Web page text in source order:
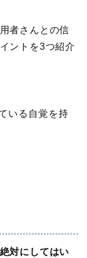
者さんとの信
ントを3つ紹介
いる自覚を持
対にしてはい